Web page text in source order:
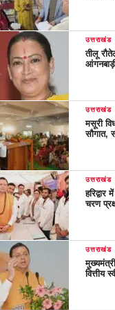
उत्तराखंड
तीलू
उत्तराखंड
मसूरी
सौगात,
उत्तराखंड
चरण
उत्तराखंड
वित्तीय